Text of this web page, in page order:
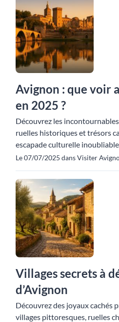
Avignon : que voir
en 2025 ?
Découvrez les
ruelles historiques et trésors
escapade culturelle
Le 07/07/2025 dans Visiter
Villages secrets à
d’Avignon
Découvrez des joyaux cachés
villages pittoresques, ruelles